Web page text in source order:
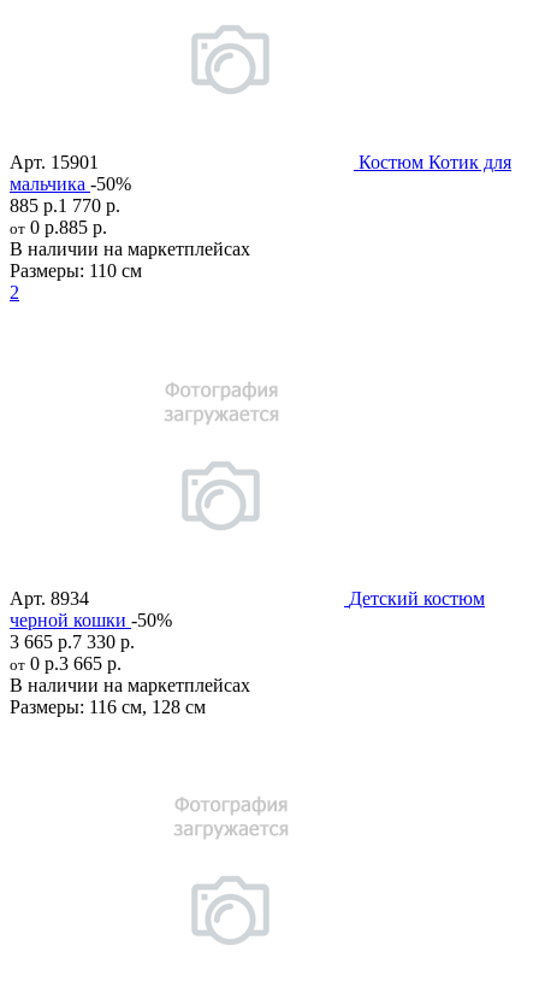
Арт. 15901
Костюм Котик для
мальчика -50%
885 р.1 770 р.
от 0 р.885 р.
В наличии на маркетплейсах
Размеры: 110 см
2
Арт. 8934
Детский костюм
черной кошки -50%
3 665 р.7 330 р.
от 0 р.3 665 р.
В наличии на маркетплейсах
Размеры: 116 см, 128 см